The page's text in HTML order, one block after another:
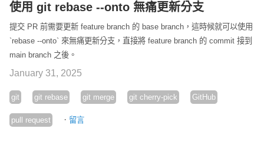
使用 git rebase --onto 無痛更新分支
提交 PR 前需要更新 feature branch 的 base branch，這時候就可以使用
`rebase --onto` 來無痛更新分支，直接將 feature branch 的 commit 接到
main branch 之後。
January 31, 2025
git git rebase git merge git cherry-pick GitHub
pull request · 留言